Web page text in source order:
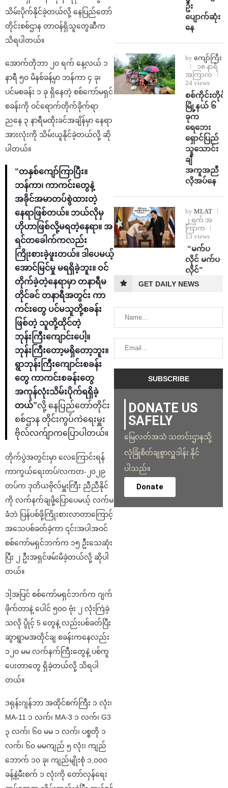
သိမ်းပိုက်နိုင်ခဲ့တယ်လို့ နေပြည်တော်
တိုင်းစစ်ဌာန တာဝန်ရှိသူတွေဆီက
သိရပါတယ်။
အောက်တိုဘာ ၂၀ ရက် နေ့လယ် ၁
နာရီ ၅၀ မိနစ်ခန့်မှာ ဘန်ကာ ၄ ခု၊
ပင်မစခန်း ၁ ခု ရှိနေတဲ့ စစ်ကော်မရှင်
စခန်းကို ဝင်ရောက်တိုက်ခိုက်ရာ
ညနေ ၃ နာရီမထိုးခင်အချိန်မှာ နေရာ
အားလုံးကို သိမ်းယူနိုင်ခဲ့တယ်လို့ ဆို
ပါတယ်။
“တနှစ်ကျော်ကြာပြီး။
ဘန်ကာ၊ ကာကင်းတွေနဲ့
အခိုင်အမာတပ်စွဲထားတဲ့
နေရာဖြစ်တယ်။ ဘယ်လိုမှ
ဟိုဟာဖြစ်လို့မရတဲ့နေရာ။ အ
ရင်တခေါက်ကလည်း
ကြိုးစားခဲ့ဖူးတယ်။ ဒါပေမယ့်
အောင်မြင်မှု မရရှိခဲ့ဘူး။ ဝင်
တိုက်ခဲ့တဲ့နေရာမှာ တနာရီမ
တိုင်ခင် တနာရီအတွင်း ကာ
ကင်းတွေ ပင်မသူတို့စခန်း
ဖြစ်တဲ့ သူတို့ထိုင်တဲ့
ဘုန်းကြီးကျောင်းပေါ့။
ဘုန်းကြီးတော့မရှိတော့ဘူး။
ရွာဘုန်းကြီးကျောင်းစခန်း
တွေ ကာကင်းစခန်းတွေ
အကုန်လုံးသိမ်းပိုက်ရရှိခဲ့
တယ်”လို့ နေပြည်တော်တိုင်း
စစ်ဌာန တိုင်းကွပ်ကဲရေးမှူး
ဗိုလ်လက်ျာကပြောပါတယ်။
တိုက်ပွဲအတွင်းမှာ လေကြောင်းရန်
ကာကွယ်ရေးတပ်/လကတ-၂၀၂၉
တပ်က ဒုတိယဗိုလ်မှူးကြီး ညီညီနိုင်
ကို လက်နက်ချဖို့ပြောပေမယ့် လက်မ
ခံဘဲ ပြန်ပစ်ဖို့ကြိုးစားလာတာကြောင့်
အသေပစ်ခတ်ခဲ့ကာ ၎င်းအပါအဝင်
စစ်ကော်မရှင်ဘက်က ၁၅ ဦးသေဆုံး
ပြီး ၂ ဦးအရှင်ဖမ်းမိခဲ့တယ်လို့ ဆိုပါ
တယ်။
ဒါ့အပြင် စစ်ကော်မရှင်ဘက်က ဂျက်
ဖိုက်တာနဲ့ ပေါင် ၅၀၀ ဗုံး ၂ လုံးကြဲခဲ့
သလို ပွိုင့် 5 တွေနဲ့ လည်းပစ်ခတ်ပြီး
ဆွာရွာမအထိုင်ချ စခန်းကနေလည်း
၁၂၀ မမ လက်နက်ကြီးတွေနဲ့ ပစ်ကူ
ပေးတာတွေ ရှိခဲ့တယ်လို့ သိရပါ
တယ်။
ဒရုန်းဂျန်ဘာ အထိုင်စက်ကြီး ၁ လုံး၊
MA-11 ၁ လက်၊ MA-3 ၁ လက်၊ G3
၃ လက်၊ ၆၀ မမ ၁ လက်၊ ပစ္စတို ၁
လက်၊ ၆၀ မမကျည် ၅ လုံး၊ ကျည်
ဘောက် ၁၀ ခု၊ ကျည်မျိုးစုံ ၁,၀၀၀
ခန့်နဲ့မီးစက် ၁ လုံးကို တော်လှန်ရေး
ဦး
ပျောက်ဆုံး
နေ
by ကျော်ကြီး
၁၈ နာရီ
အကြာက
24 views
စစ်ကိုင်းတိုင်း
မြို့နယ် ၆
ခုက
ရေဘေး
ရှောင်ပြည်
သူသောင်း
ချီ
အကူအညီ
လိုအပ်နေ
by MLAT
၂ ရက် အ
ကြာက
13 views
⁨ ⁨“မက်ပ
လိုင် မက်ပ
လိုင်”
GET DAILY NEWS
DONATE US
SAFELY
မြေလတ်အသံ သတင်းဌာနသို့
လုံခြုံစိတ်ချစွာလှူဒါန်း နိုင်
ပါသည်။
Donate